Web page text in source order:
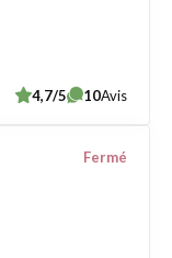
4,7/5 10Avis
Fermé